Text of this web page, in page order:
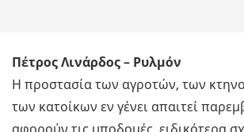
Πέτρος Λινάρδος – Ρυλμόν
Η προστασία των αγροτών, των
των κατοίκων εν γένει απαιτεί